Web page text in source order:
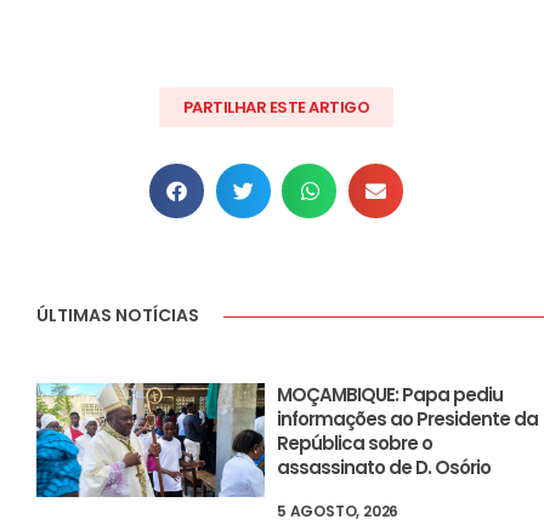
PARTILHAR ESTE ARTIGO
ÚLTIMAS NOTÍCIAS
MOÇAMBIQUE: Papa pediu
informações ao Presidente da
República sobre o
assassinato de D. Osório
5 AGOSTO, 2026